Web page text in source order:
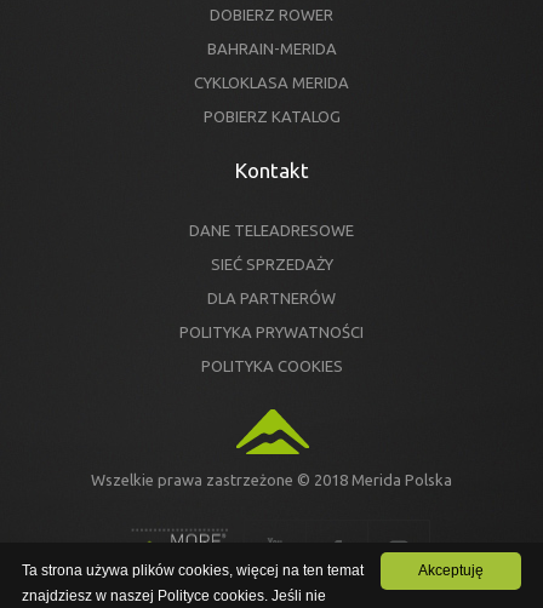
DOBIERZ ROWER
BAHRAIN-MERIDA
CYKLOKLASA MERIDA
POBIERZ KATALOG
Kontakt
DANE TELEADRESOWE
SIEĆ SPRZEDAŻY
DLA PARTNERÓW
POLITYKA PRYWATNOŚCI
POLITYKA COOKIES
Wszelkie prawa zastrzeżone © 2018 Merida Polska
Akceptuję
Ta strona używa plików cookies, więcej na ten temat
znajdziesz w naszej Polityce cookies. Jeśli nie